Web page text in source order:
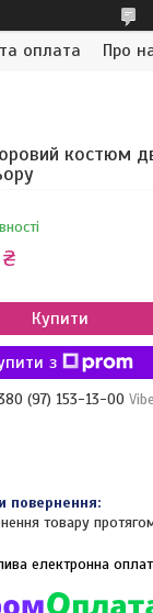
оплата Про
костюм
Купити
з
(97) 153-13-00
товару